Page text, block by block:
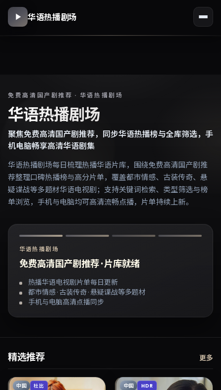
华语热播剧场
免费高清国产剧推荐 · 华语热播剧场
华语热播剧场
聚焦免费高清国产剧推荐，同步华语热播榜与全库筛选，手
机电脑畅享高清华语剧集
华语热播剧场每日梳理热播华语片库，围绕免费高清国产剧推
荐整理口碑热播榜与高分片单，覆盖都市情感、古装传奇、悬
疑谍战等多题材华语电视剧；支持关键词检索、类型筛选与榜
单浏览，手机与电脑均可高清流畅点播，片单持续上新。
华语热播剧场
免费高清国产剧推荐 · 片库就绪
热播华语电视剧片单每日更新
都市情感 · 古装传奇 · 悬疑谍战等多题材
手机与电脑高清点播同步
精选推荐 更多
中国 杜比 中国 HDR